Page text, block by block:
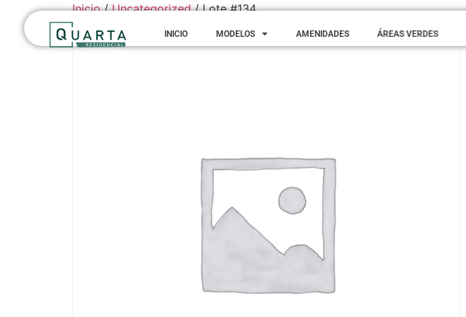
INICIO MODELOS AMENIDADES ÁREAS VERDES
Inicio/Uncategorized/ Lote #134